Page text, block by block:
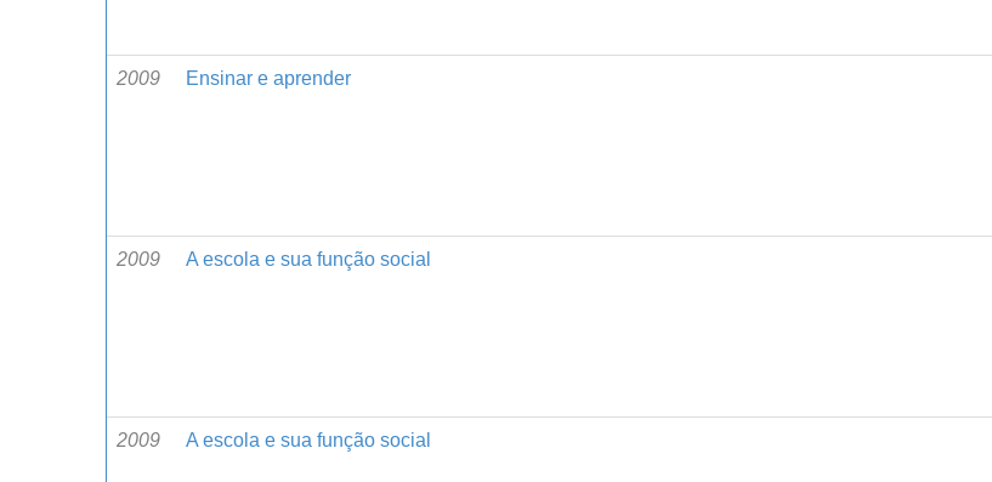
2009 Ensinar e aprender
2009 A escola e sua função social
2009 A escola e sua função social